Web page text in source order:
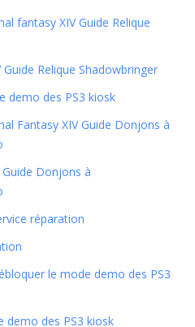
fantasy XIV Guide Relique
Guide Relique Shadowbringer
demo des PS3 kiosk
Fantasy XIV Guide Donjons à
Guide Donjons à
réparation
le mode demo des PS3
demo des PS3 kiosk